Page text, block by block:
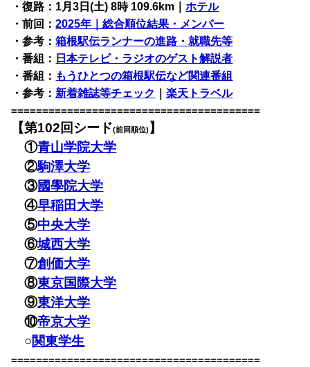
・復路：1月3日(土) 8時 109.6km｜ホテル
・前回：2025年｜総合順位結果・メンバー
・参考：箱根駅伝ランナーの進路・就職先等
・番組： 日本テレビ・ラジオのゲスト解説者
・番組： もうひとつの箱根駅伝など関連番組
・参考： 新着雑誌等チェック ｜楽天トラベル
========================================
【第102回シード(前回順位) 】
①青山学院大学
②駒澤大学
③國學院大学
④早稲田大学
⑤中央大学
⑥城西大学
⑦創価大学
⑧東京国際大学
⑨東洋大学
⑩帝京大学
○関東学生
========================================